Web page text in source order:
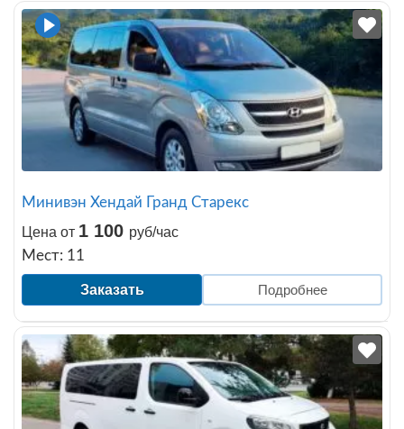
Минивэн Хендай Гранд Старекc
Цена от 1 100 руб/час
Мест: 11
Заказать Подробнее